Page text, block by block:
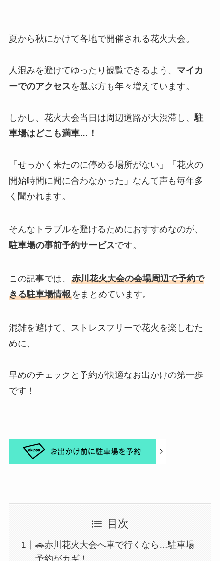
夏から秋にかけて各地で開催される花火大会。
人混みを避けてゆったり観覧できるよう、 マイカ
ーでのアクセスを選ぶ方も年々増えています。
しかし、花火大会当日は周辺道路が大渋滞し、駐
車場はどこも満車…！
「せっかく来たのに停める場所がない」「花火の
開始時間に間に合わなかった」なんて声も毎年多
く聞かれます。
そんなトラブルを避けるためにおすすめなのが、
駐車場の事前予約サービスです。
この記事では、 赤川花火大会の会場周辺で予約で
きる駐車場情報をまとめています。
混雑を避けて、ストレスフリーで花火を楽しむた
めに、
早めのチェックと予約が快適なお出かけの第一歩
です！
目次
🚗赤川花火大会へ車で行くなら…駐車場
予約がカギ！